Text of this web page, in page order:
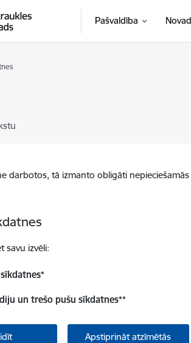
Pašvaldība
darbotos, tā izmanto obligāti
savu izvēli:
*
un trešo pušu sīkdatnes**
Apstiprināt atzīmētās